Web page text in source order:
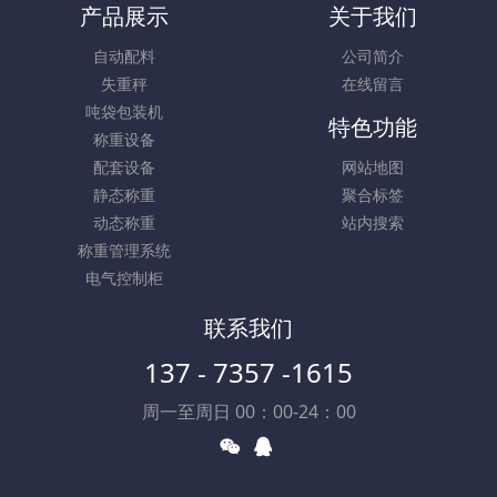
产品展示
自动配料
失重秤
吨袋包装机
称重设备
配套设备
静态称重
动态称重
称重管理系统
电气控制柜
关于我们
公司简介
在线留言
特色功能
网站地图
聚合标签
站内搜索
联系我们
137 - 7357 -1615
周一至周日 00：00-24：00